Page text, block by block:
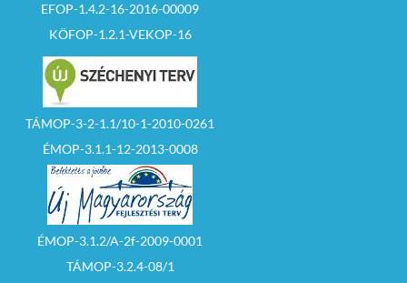
EFOP-1.4.2-16-2016-00009
KÖFOP-1.2.1-VEKOP-16
TÁMOP-3-2-1.1/10-1-2010-0261
ÉMOP-3.1.1-12-2013-0008
ÉMOP-3.1.2/A-2f-2009-0001
TÁMOP-3.2.4-08/1